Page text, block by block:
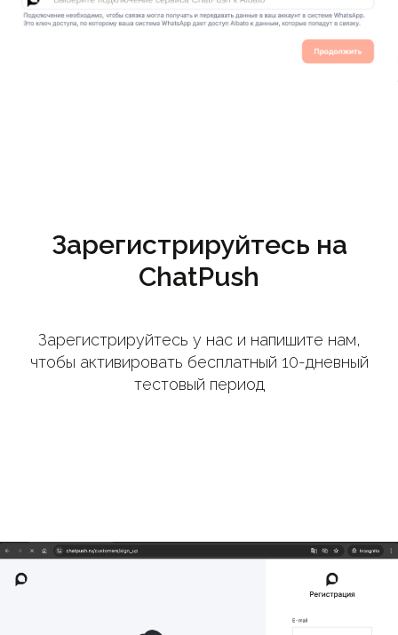
Зарегистрируйтесь на
ChatPush
Зарегистрируйтесь у нас и напишите нам,
чтобы активировать бесплатный 10-дневный
тестовый период